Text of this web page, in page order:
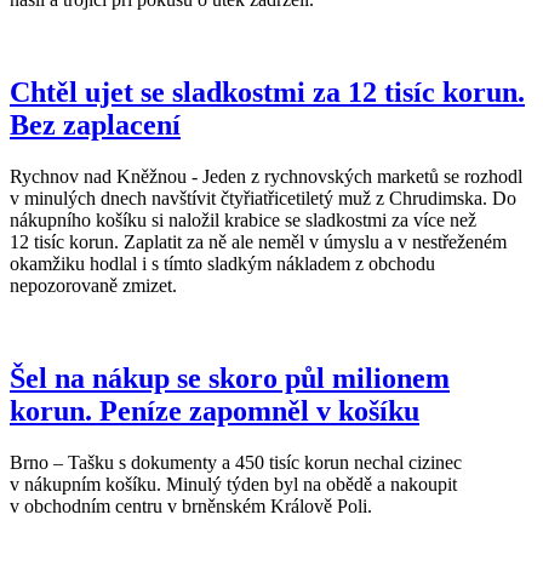
Chtěl ujet se sladkostmi za 12 tisíc korun.
Bez zaplacení
Rychnov nad Kněžnou - Jeden z rychnovských marketů se rozhodl
v minulých dnech navštívit čtyřiatřicetiletý muž z Chrudimska. Do
nákupního košíku si naložil krabice se sladkostmi za více než
12 tisíc korun. Zaplatit za ně ale neměl v úmyslu a v nestřeženém
okamžiku hodlal i s tímto sladkým nákladem z obchodu
nepozorovaně zmizet.
Šel na nákup se skoro půl milionem
korun. Peníze zapomněl v košíku
Brno – Tašku s dokumenty a 450 tisíc korun nechal cizinec
v nákupním košíku. Minulý týden byl na obědě a nakoupit
v obchodním centru v brněnském Králově Poli.